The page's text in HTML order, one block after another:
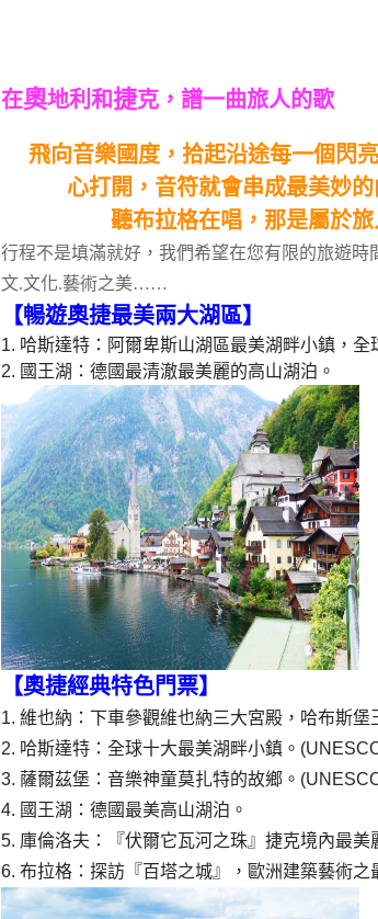
在奧地利和捷克，譜一曲旅人的歌
飛向音樂國度，拾起沿途每一個閃
心打開，音符就會串成最美妙的
聽布拉格在唱，那是屬於旅人
行程不是填滿就好，我們希望在您有限的旅遊
文.文化.藝術之美……
【暢遊奧捷最美兩大湖區】
1. 哈斯達特：阿爾卑斯山湖區最美湖畔小鎮，
2. 國王湖：德國最清澈最美麗的高山湖泊。
【奧捷經典特色門票】
1. 維也納：下車參觀維也納三大宮殿，哈布斯
2. 哈斯達特：全球十大最美湖畔小鎮。
3. 薩爾茲堡：音樂神童莫扎特的故鄉。
4. 國王湖：德國最美高山湖泊。
5. 庫倫洛夫：『伏爾它瓦河之珠』捷克境內最
6. 布拉格：探訪『百塔之城』，歐洲建築藝術之